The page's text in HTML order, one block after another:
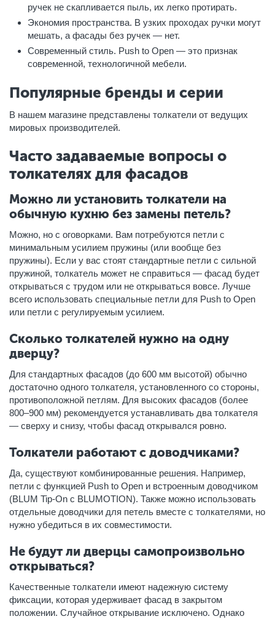
ручек не скапливается пыль, их легко протирать.
Экономия пространства. В узких проходах ручки могут
мешать, а фасады без ручек — нет.
Современный стиль. Push to Open — это признак
современной, технологичной мебели.
Популярные бренды и серии
В нашем магазине представлены толкатели от ведущих
мировых производителей.
Часто задаваемые вопросы о
толкателях для фасадов
Можно ли установить толкатели на
обычную кухню без замены петель?
Можно, но с оговорками. Вам потребуются петли с
минимальным усилием пружины (или вообще без
пружины). Если у вас стоят стандартные петли с сильной
пружиной, толкатель может не справиться — фасад будет
открываться с трудом или не открываться вовсе. Лучше
всего использовать специальные петли для Push to Open
или петли с регулируемым усилием.
Сколько толкателей нужно на одну
дверцу?
Для стандартных фасадов (до 600 мм высотой) обычно
достаточно одного толкателя, установленного со стороны,
противоположной петлям. Для высоких фасадов (более
800–900 мм) рекомендуется устанавливать два толкателя
— сверху и снизу, чтобы фасад открывался ровно.
Толкатели работают с доводчиками?
Да, существуют комбинированные решения. Например,
петли с функцией Push to Open и встроенным доводчиком
(BLUM Tip-On с BLUMOTION). Также можно использовать
отдельные доводчики для петель вместе с толкателями, но
нужно убедиться в их совместимости.
Не будут ли дверцы самопроизвольно
открываться?
Качественные толкатели имеют надежную систему
фиксации, которая удерживает фасад в закрытом
положении. Случайное открывание исключено. Однако